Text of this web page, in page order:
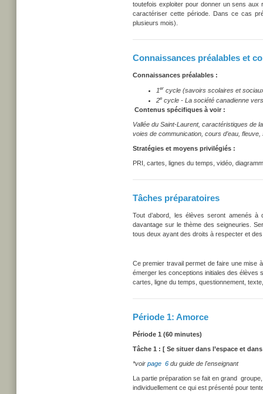
toutefois exploiter pour donner un sens
caractériser cette période. Dans ce cas
plusieurs mois).
Connaissances préalables et
Connaissances préalables :
1er cycle (savoirs scolaires et
2e cycle - La société canadienne
Contenus spécifiques à voir :
Vallée du Saint-Laurent, caractéristiques de
voies de communication, cours d’eau,
Stratégies et moyens privilégiés :
PRI, cartes, lignes du temps, vidéo,
Tâches préparatoires
Tout d’abord, les élèves seront amenés
davantage sur le thème des seigneuries.
tous deux ayant des droits à respecter et
Ce premier travail permet de faire une mise
émerger les conceptions initiales des élèves
cartes, ligne du temps, questionnement,
Période 1: Amorce
Période 1 (60 minutes)
Tâche 1 : [ Se situer dans l’espace et
*voir page 6 du guide de l'enseignant
La partie préparation se fait en grand
individuellement ce qui est présenté pour